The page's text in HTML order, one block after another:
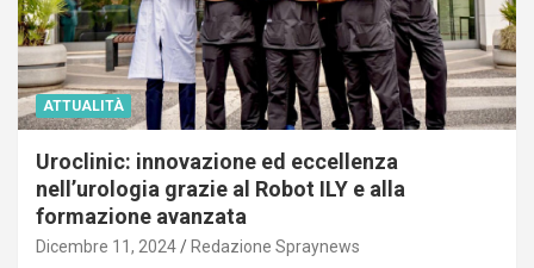
ATTUALITÀ
Uroclinic: innovazione ed eccellenza
nell’urologia grazie al Robot ILY e alla
formazione avanzata
Dicembre 11, 2024 Redazione Spraynews